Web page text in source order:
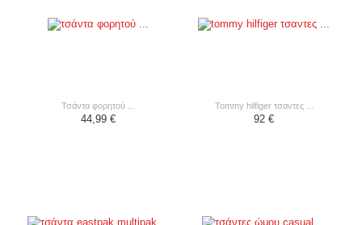
τσάντα φορητού ...
44,99 €
tommy hilfiger τσαντες ...
92 €